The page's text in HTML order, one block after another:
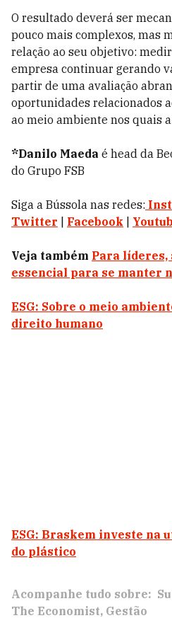
O resultado deverá ser
pouco mais complexos, mas
relação ao seu objetivo:
empresa continuar gerando
partir de uma avaliação
oportunidades relacionados
ao meio ambiente nos quais
*Danilo Maeda é head da
do Grupo FSB
Siga a Bússola nas redes:
Twitter
Facebook
Veja também Para líderes,
essencial para se manter
ESG: Sobre o meio
direito humano
ESG: Braskem investe na
do plástico
Acompanhe tudo sobre:
The Economist Gestão